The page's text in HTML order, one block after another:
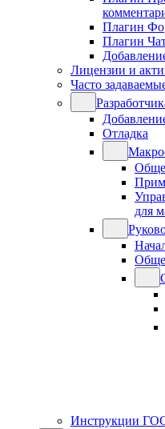
Плагин
Плагин
Лицензии и
Часто
Отладка
для
Инструкции